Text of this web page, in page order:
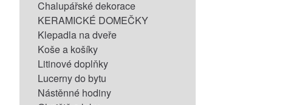
Chalupářské dekorace
KERAMICKÉ DOMEČKY
Klepadla na dveře
Koše a košíky
Litinové doplňky
Lucerny do bytu
Nástěnné hodiny